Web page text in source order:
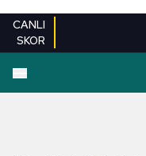
CANLI
SKOR